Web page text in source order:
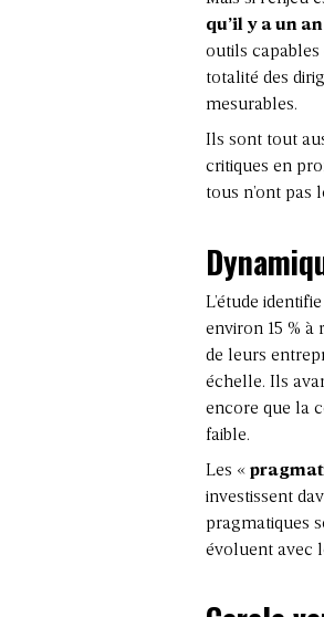
qu’il y a un
outils capables
totalité des
mesurables.
Ils sont tout
critiques en
tous n’ont pas
L’étude
environ 15 % à
de leurs
échelle. Ils
encore que la
faible.
Les «
investissent
pragmatiques
évoluent avec